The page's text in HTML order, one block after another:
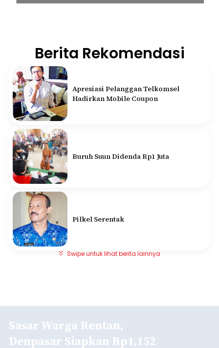
Berita Rekomendasi
Apresiasi Pelanggan Telkomsel
Hadirkan Mobile Coupon
Buruh Suun Didenda Rp1 Juta
Pilkel Serentak
Swipe untuk lihat berita lainnya
Sasar Warga Rentan,
Denpasar Siapkan Rp1,152